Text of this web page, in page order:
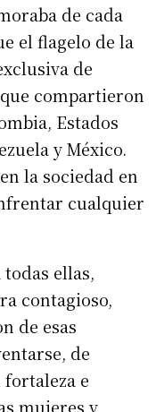
de cada
el flagelo de la
de
compartieron
Estados
y México.
la sociedad en
cualquier
ellas,
contagioso,
de esas
de
e
mujeres y